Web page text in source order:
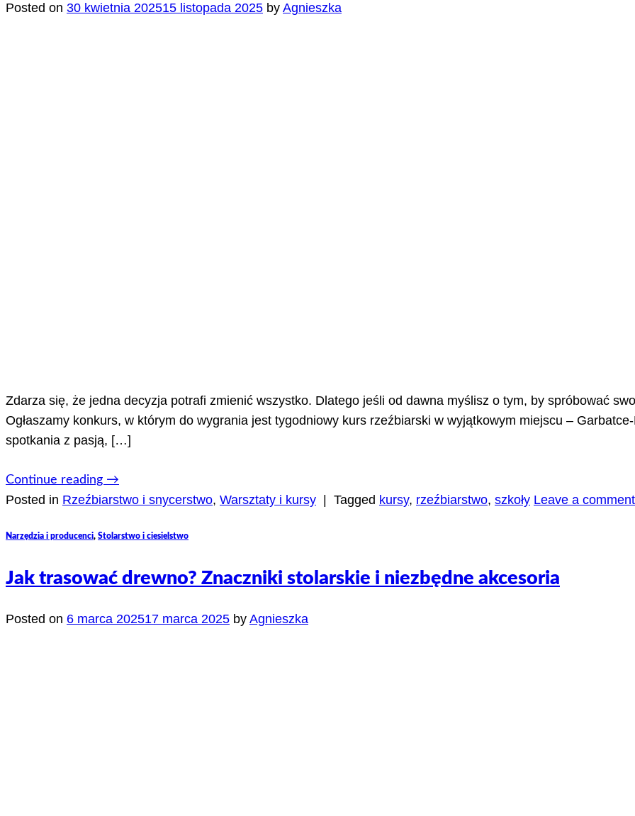
Posted on 30 kwietnia 202515 listopada 2025 by Agnieszka
Zdarza się, że jedna decyzja potrafi zmienić wszystko. Dlatego jeśli od dawna myślisz o tym, by spróbować
Ogłaszamy konkurs, w którym do wygrania jest tygodniowy kurs rzeźbiarski w wyjątkowym miejscu –
spotkania z pasją, […]
Continue reading →
Posted in Rzeźbiarstwo i snycerstwo, Warsztaty i kursy Tagged kursy, rzeźbiarstwo, szkoły Leave a comment
Narzędzia i producenci, Stolarstwo i ciesielstwo
Jak trasować drewno? Znaczniki stolarskie i niezbędne akcesoria
Posted on 6 marca 202517 marca 2025 by Agnieszka